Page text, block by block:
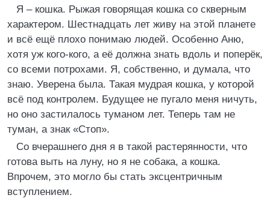
Я – кошка. Рыжая говорящая кошка со скверным
характером. Шестнадцать лет живу на этой планете
и всё ещё плохо понимаю людей. Особенно Аню,
хотя уж кого-кого, а её должна знать вдоль и поперёк,
со всеми потрохами. Я, собственно, и думала, что
знаю. Уверена была. Такая мудрая кошка, у которой
всё под контролем. Будущее не пугало меня ничуть,
но оно застилалось туманом лет. Теперь там не
туман, а знак «Стоп».
Со вчерашнего дня я в такой растерянности, что
готова выть на луну, но я не собака, а кошка.
Впрочем, это могло бы стать эксцентричным
вступлением.